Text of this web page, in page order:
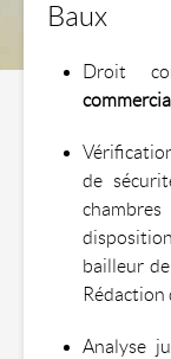
Baux
Droit
de
bailleur
Rédaction
Analyse